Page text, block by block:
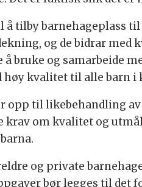
tilby barnehageplass
og de bidrar med
bruke og samarbeide
høy kvalitet til alle barn i
opp til likebehandling
om kvalitet og
og private
bør legges til